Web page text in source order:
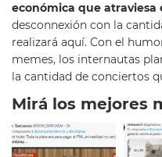
económica que atraviesa
desconnexión con la
realizará aquí. Con el
memes, los internautas
la cantidad de conciertos
Mirá los mejores